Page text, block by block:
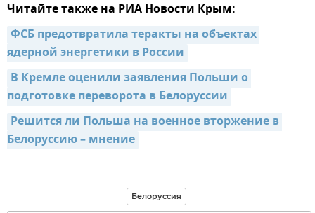
Читайте также на РИА Новости Крым:
ФСБ предотвратила теракты на объектах
ядерной энергетики в России
В Кремле оценили заявления Польши о
подготовке переворота в Белоруссии
Решится ли Польша на военное вторжение в
Белоруссию – мнение
Белоруссия